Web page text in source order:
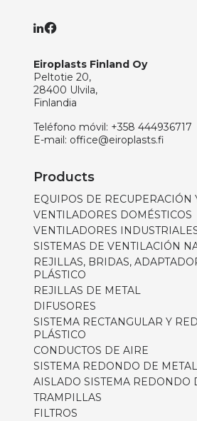
Eiroplasts Finland Oy
Peltotie 20,
28400 Ulvila,
Finlandia
Teléfono móvil: +358 444936717
E-mail: office@eiroplasts.fi
Products
EQUIPOS DE RECUPERACIÓN
VENTILADORES DOMÉSTICOS
VENTILADORES
SISTEMAS DE VENTILACIÓN
REJILLAS, BRIDAS,
PLÁSTICO
REJILLAS DE METAL
DIFUSORES
SISTEMA RECTANGULAR Y
PLÁSTICO
CONDUCTOS DE AIRE
SISTEMA REDONDO DE METAL
AISLADO SISTEMA REDONDO
TRAMPILLAS
FILTROS